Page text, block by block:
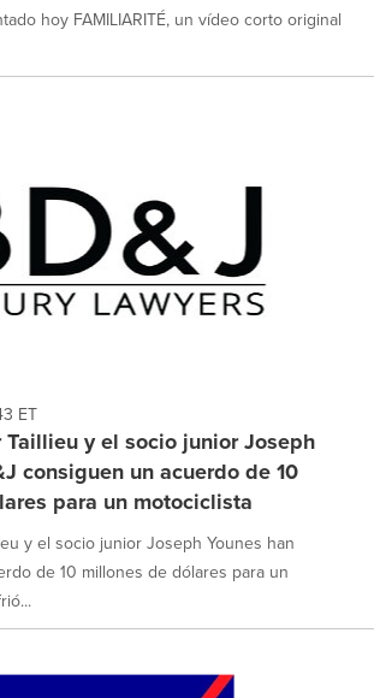
hoy FAMILIARITÉ, un vídeo corto original
ET
y el socio junior Joseph
consiguen un acuerdo de 10
para un motociclista
y el socio junior Joseph Younes han
de 10 millones de dólares para un